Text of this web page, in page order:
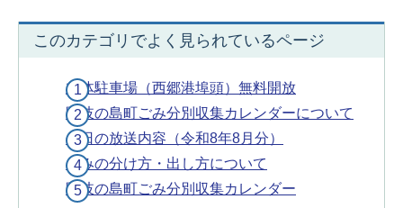
このカテゴリでよく見られているページ
立体駐車場（西郷港埠頭）無料開放
隠岐の島町ごみ分別収集カレンダーについて
今日の放送内容（令和8年8月分）
ごみの分け方・出し方について
隠岐の島町ごみ分別収集カレンダー